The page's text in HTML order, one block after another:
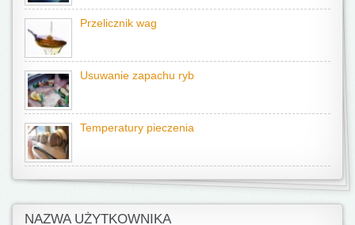
Przelicznik wag
Usuwanie zapachu ryb
Temperatury pieczenia
NAZWA UŻYTKOWNIKA